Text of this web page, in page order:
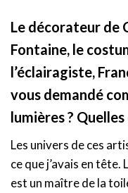
Le décorateur de
Fontaine, le
l’éclairagiste,
vous demandé
lumières ?
Les univers de ces
ce que j’avais en
est un maître de la